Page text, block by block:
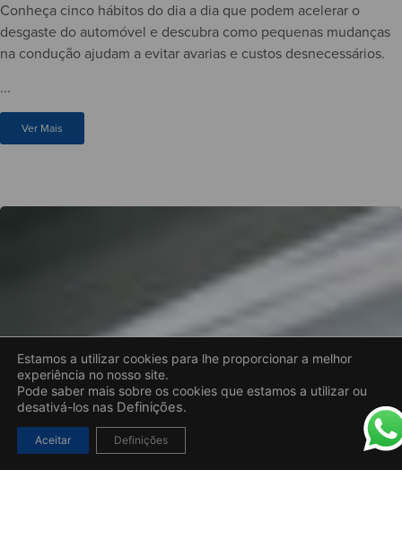
Conheça cinco hábitos do dia a dia que podem acelerar o
desgaste do automóvel e descubra como pequenas mudanças
na condução ajudam a evitar avarias e custos desnecessários.
...
Ver Mais
Estamos a utilizar cookies para lhe proporcionar a melhor
experiência no nosso site.
Pode saber mais sobre os cookies que estamos a utilizar ou
desativá-los nas Definições.
Aceitar Definições